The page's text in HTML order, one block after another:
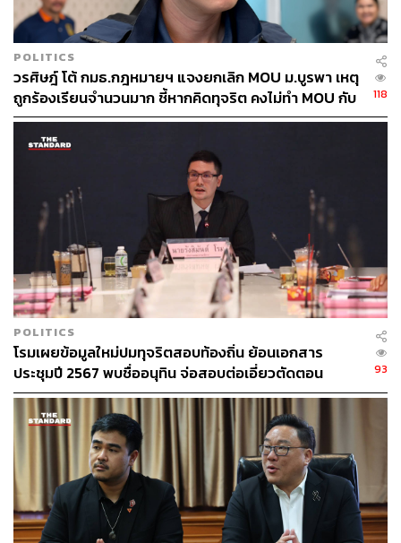
POLITICS
วรศิษฎ์ โต้ กมธ.กฎหมายฯ แจงยกเลิก MOU ม.บูรพา เหตุ
ถูกร้องเรียนจำนวนมาก ชี้หากคิดทุจริต คงไม่ทำ MOU กับ
5 หน่วยงาน
118
POLITICS
โรมเผยข้อมูลใหม่ปมทุจริตสอบท้องถิ่น ย้อนเอกสาร
ประชุมปี 2567 พบชื่ออนุทิน จ่อสอบต่อเอี่ยวตัดตอน
ม.บูรพา หรือไม่
93